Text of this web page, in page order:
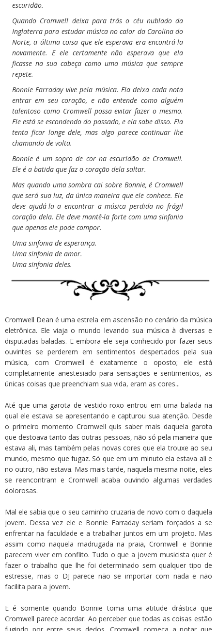
escuridão.
Quando Cromwell deixa para trás o céu nublado da
Inglaterra para estudar música no calor da Carolina do
Norte, a última coisa que ele esperava era encontrá-la
novamente. E ele certamente não esperava que ela
ficasse na sua cabeça como uma música que sempre
repete.
Bonnie Farraday vive pela música. Ela deixa cada nota
entrar em seu coração, e não entende como alguém
talentoso como Cromwell possa evitar fazer o mesmo.
Ele está se escondendo do passado, e ela sabe disso. Ela
tenta ficar longe dele, mas algo parece continuar lhe
chamando de volta.
Bonnie é um sopro de cor na escuridão de Cromwell.
Ele é a batida que faz o coração dela saltar.
Mas quando uma sombra cai sobre Bonnie, é Cromwell
que será sua luz, da única maneira que ele conhece. Ele
deve ajudá-la a encontrar a música perdida no frágil
coração dela. Ele deve mantê-la forte com uma sinfonia
que apenas ele pode compor.
Uma sinfonia de esperança.
Uma sinfonia de amor.
Uma sinfonia deles.
Cromwell Dean é uma estrela em ascensão no cenário da música
eletrônica. Ele viaja o mundo levando sua música à diversas e
disputadas baladas. E embora ele seja conhecido por fazer seus
ouvintes se perderem em sentimentos despertados pela sua
música, com Cromwell é exatamente o oposto; ele está
completamente anestesiado para sensações e sentimentos, as
únicas coisas que preenchiam sua vida, eram as cores...
Até que uma garota de vestido roxo entrou em uma balada na
qual ele estava se apresentando e capturou sua atenção. Desde
o primeiro momento Cromwell quis saber mais daquela garota
que destoava tanto das outras pessoas, não só pela maneira que
estava ali, mas também pelas novas cores que ela trouxe ao seu
mundo, mesmo que fugaz. Só que em um minuto ela estava ali e
no outro, não estava. Mas mais tarde, naquela mesma noite, eles
se reencontram e Cromwell acaba ouvindo algumas verdades
dolorosas.
Mal ele sabia que o seu caminho cruzaria de novo com o daquela
jovem. Dessa vez ele e Bonnie Farraday seriam forçados a se
enfrentar na faculdade e a trabalhar juntos em um projeto. Mas
assim como naquela madrugada na praia, Cromwell e Bonnie
parecem viver em conflito. Tudo o que a jovem musicista quer é
fazer o trabalho que lhe foi determinado sem qualquer tipo de
estresse, mas o DJ parece não se importar com nada e não
facilita para a jovem.
E é somente quando Bonnie toma uma atitude drástica que
Cromwell parece acordar. Ao perceber que todas as coisas estão